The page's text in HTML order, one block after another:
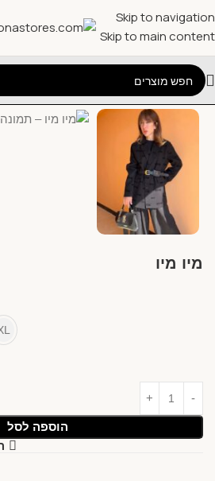
Skip to navigation
Skip to main content
מיו מיו
הוספה לסל